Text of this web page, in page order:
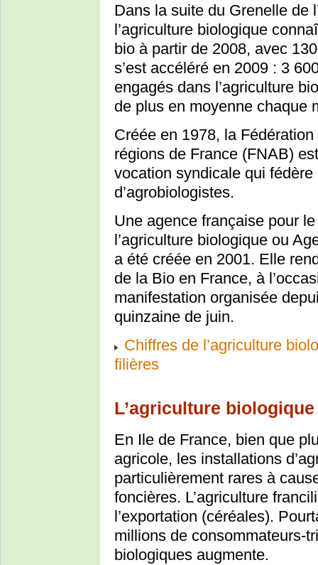
Dans la suite du Grenelle de
l’agriculture biologique
bio à partir de 2008, avec
s’est accéléré en 2009 : 3
engagés dans l’agriculture
de plus en moyenne chaque
Créée en 1978, la
régions de France (FNAB)
vocation syndicale qui
d’agrobiologistes.
Une agence française pour
l’agriculture biologique ou
a été créée en 2001. Elle
de la Bio en France, à
manifestation organisée
quinzaine de juin.
Chiffres de l’agriculture
filières
L’agriculture
En Ile de France, bien que
agricole, les installations
particulièrement rares à
foncières. L’agriculture
l’exportation (céréales).
millions de consommateurs-
biologiques augmente.